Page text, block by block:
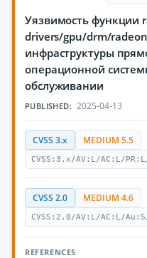
Уязвимость функции
drivers/gpu/drm/
инфраструктуры
операционной
обслуживании
PUBLISHED: 2025-04-13
CVSS 3.x MEDIUM 5.5
CVSS:3.x/AV:L/AC:L/
CVSS 2.0 MEDIUM 4.6
CVSS:2.0/AV:L/AC:L/
REFERENCES